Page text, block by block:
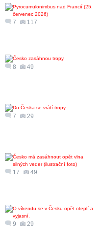
7 117
8 49
7 29
17 49
9 29